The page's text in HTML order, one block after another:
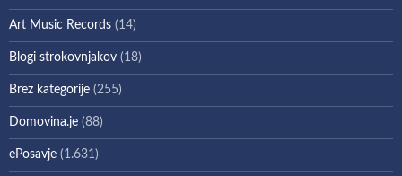
Art Music Records (14)
Blogi strokovnjakov (18)
Brez kategorije (255)
Domovina.je (88)
ePosavje (1.631)